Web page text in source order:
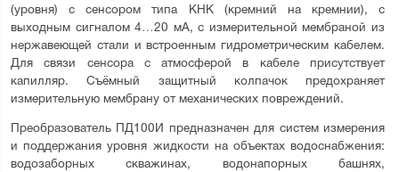
(уровня) с сенсором типа КНК (кремний на кремнии), с
выходным сигналом 4…20 мА, с измерительной мембраной из
нержавеющей стали и встроенным гидрометрическим кабелем.
Для связи сенсора с атмосферой в кабеле присутствует
капилляр. Съёмный защитный колпачок предохраняет
измерительную мембрану от механических повреждений.
Преобразователь ПД100И предназначен для систем измерения
и поддержания уровня жидкости на объектах водоснабжения:
водозаборных скважинах, водонапорных башнях,